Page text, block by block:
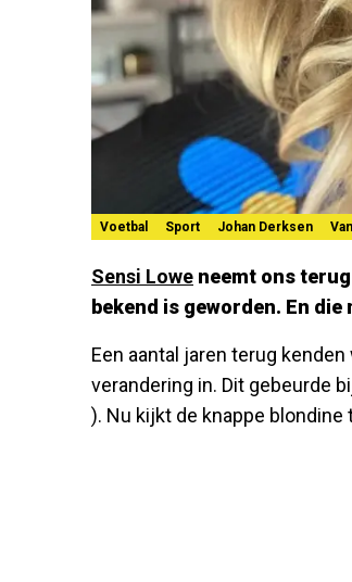
Voetbal Sport Johan Derksen
Sensi Lowe neemt ons
bekend is geworden. En die
Een aantal jaren terug
verandering in. Dit gebeurde
). Nu kijkt de knappe